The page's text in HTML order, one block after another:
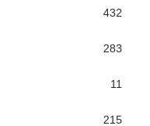
432
283
11
215